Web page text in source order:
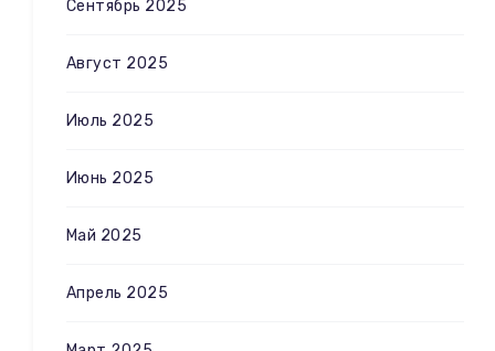
Сентябрь 2025
Август 2025
Июль 2025
Июнь 2025
Май 2025
Апрель 2025